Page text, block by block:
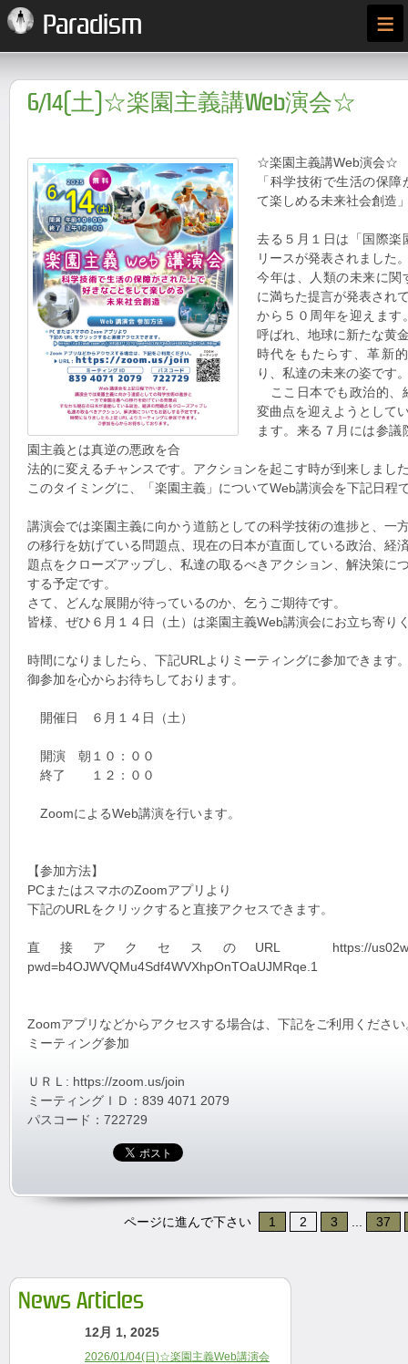
Paradism ≡
6/14(土)☆楽園主義講Web演会☆
☆楽園主義講Web演会☆
「科学技術で生活の保
て楽しめる未来社会創造
去る５月１日は「国際楽
リースが発表されました
今年は、人類の未来に関
に満ちた提言が発表され
から５０周年を迎えます
呼ばれ、地球に新たな黄
時代をもたらす、革新
り、私達の未来の姿です
ここ日本でも政治的、
変曲点を迎えようとして
ます。来る７月には参
園主義とは真逆の悪政を合
法的に変えるチャンスです。アクションを起こす時が到来しまし
このタイミングに、「楽園主義」についてWeb講演会を下記日程
講演会では楽園主義に向かう道筋としての科学技術の進捗と、一
の移行を妨げている問題点、現在の日本が直面している政治、経
題点をクローズアップし、私達の取るべきアクション、解決策に
する予定です。
さて、どんな展開が待っているのか、乞うご期待です。
皆様、ぜひ６月１４日（土）は楽園主義Web講演会にお立ち寄り
時間になりましたら、下記URLよりミーティングに参加できます
御参加を心からお待ちしております。
開催日 ６月１４日（土）
開演 朝１０：００
終了 １２：００
ZoomによるWeb講演を行います。
【参加方法】
PCまたはスマホのZoomアプリより
下記のURLをクリックすると直接アクセスできます。
直接アクセスのURL https://
pwd=b4OJWVQMu4Sdf4WVXhpOnTOaUJMRqe.1
Zoomアプリなどからアクセスする場合は、下記をご利用ください
ミーティング参加
ＵＲＬ: https://zoom.us/join
ミーティングＩＤ：839 4071 2079
パスコード：722729
ページに進んで下さい 1 2 3 37
News Articles
12月 1, 2025
2026/01/04(日)☆楽園主義Web講演会